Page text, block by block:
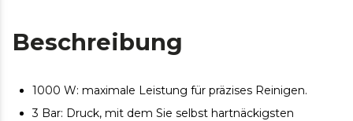
Beschreibung
1000 W: maximale Leistung für präzises Reinigen.
3 Bar: Druck, mit dem Sie selbst hartnäckigsten